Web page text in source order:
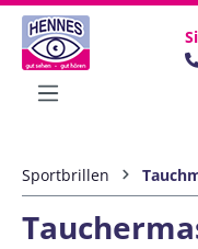
Zum Hauptinhalt springen
Sportbrillen